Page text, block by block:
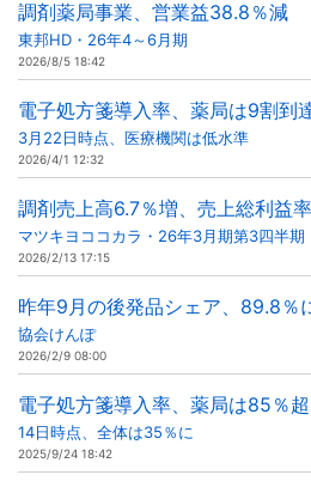
調剤薬局事業、営業益38.8％減
東邦HD・26年4～6月期
2026/8/5 18:42
電子処方箋導入率、薬局は9割到
3月22日時点、医療機関は低水準
2026/4/1 12:32
調剤売上高6.7％増、売上総利益
マツキヨココカラ・26年3月期第3四半期
2026/2/13 17:15
昨年9月の後発品シェア、89.8％
協会けんぽ
2026/2/9 08:00
電子処方箋導入率、薬局は85％超
14日時点、全体は35％に
2025/9/24 18:42